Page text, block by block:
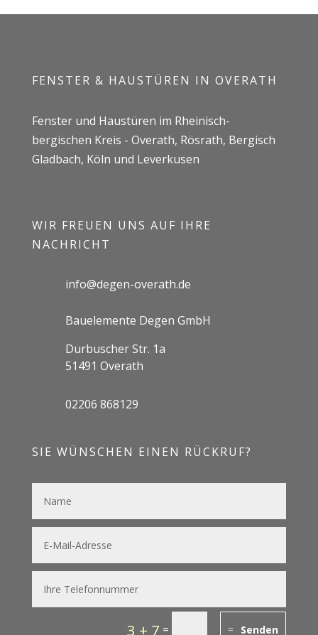
FENSTER & HAUSTÜREN IN OVERATH
Fenster und Haustüren im Rheinisch-
bergischen Kreis - Overath, Rösrath, Bergisch
Gladbach, Köln und Leverkusen
WIR FREUEN UNS AUF IHRE
NACHRICHT
info@degen-overath.de
Bauelemente Degen GmbH
Durbuscher Str. 1a
51491 Overath
02206 868129
SIE WÜNSCHEN EINEN RÜCKRUF?
3 + 7 = Senden